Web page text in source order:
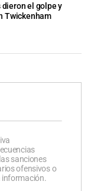
dieron el golpe y
Twickenham
sanciones
ofensivos o
información.